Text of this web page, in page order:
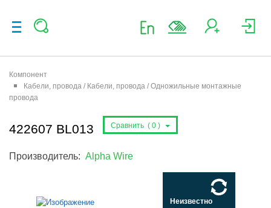
Компонент
Кабели, провода / Кабели, провода / Одножильные монтажные
провода
422607 BL013 Сравнить ( 0 )
Производитель: Alpha Wire